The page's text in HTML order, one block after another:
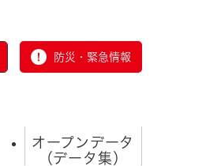
防災・緊急情報
オープンデータ
（データ集）